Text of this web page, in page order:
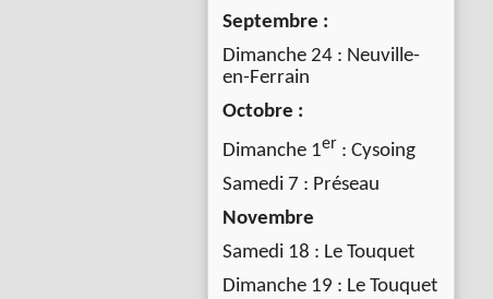
Septembre :
Dimanche 24 : Neuville-
en-Ferrain
Octobre :
Dimanche 1er : Cysoing
Samedi 7 : Préseau
Novembre
Samedi 18 : Le Touquet
Dimanche 19 : Le Touquet